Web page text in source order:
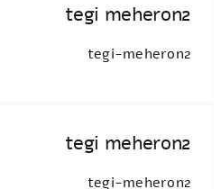
tegi meheron2
tegi-meheron2
tegi meheron2
tegi-meheron2